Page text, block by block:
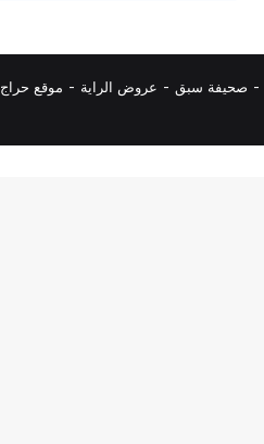
- صحيفة سبق - عروض الراية - موقع حراج